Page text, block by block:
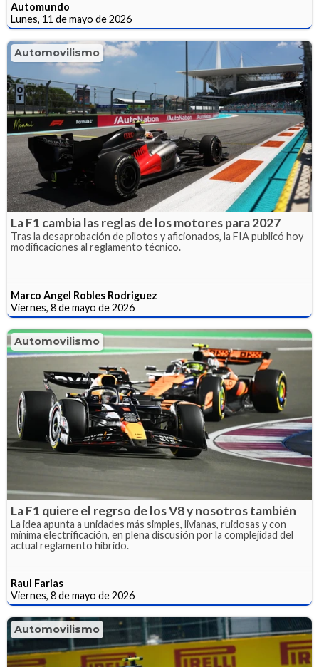
Automundo
Lunes, 11 de mayo de 2026
Automovilismo
La F1 cambia las reglas de los motores para 2027
Tras la desaprobación de pilotos y aficionados, la FIA publicó hoy
modificaciones al reglamento técnico.
Marco Angel Robles Rodriguez
Viernes, 8 de mayo de 2026
Automovilismo
La F1 quiere el regrso de los V8 y nosotros también
La idea apunta a unidades más simples, livianas, ruidosas y con
mínima electrificación, en plena discusión por la complejidad del
actual reglamento híbrido.
Raul Farias
Viernes, 8 de mayo de 2026
Automovilismo